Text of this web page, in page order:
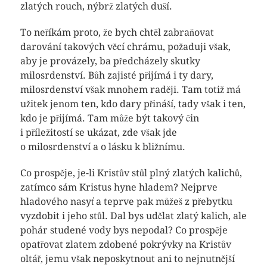
zlatých rouch, nýbrž zlatých duší.
To neříkám proto, že bych chtěl zabraňovat
darování takových věcí chrámu, požaduji však,
aby je provázely, ba předcházely skutky
milosrdenství. Bůh zajisté přijímá i ty dary,
milosrdenství však mnohem raději. Tam totiž má
užitek jenom ten, kdo dary přináší, tady však i ten,
kdo je přijímá. Tam může být takový čin
i příležitostí se ukázat, zde však jde
o milosrdenství a o lásku k bližnímu.
Co prospěje, je-li Kristův stůl plný zlatých kalichů,
zatímco sám Kristus hyne hladem? Nejprve
hladového nasyť a teprve pak můžeš z přebytku
vyzdobit i jeho stůl. Dal bys udělat zlatý kalich, ale
pohár studené vody bys nepodal? Co prospěje
opatřovat zlatem zdobené pokrývky na Kristův
oltář, jemu však neposkytnout ani to nejnutnější